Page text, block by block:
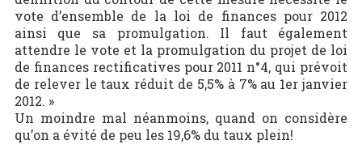
vote d’ensemble de la loi de finances pour 2012
ainsi que sa promulgation. Il faut également
attendre le vote et la promulgation du projet de loi
de finances rectificatives pour 2011 n°4, qui prévoit
de relever le taux réduit de 5,5% à 7% au 1er janvier
2012. »
Un moindre mal néanmoins, quand on considère
qu’on a évité de peu les 19,6% du taux plein!